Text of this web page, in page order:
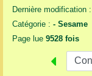
Dernière modification :
Catégorie : - Sesame
Page lue 9528 fois